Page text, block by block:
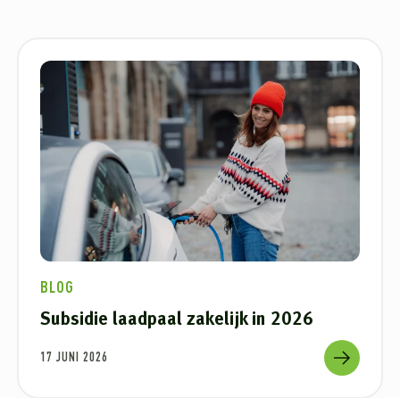
BLOG
Subsidie laadpaal zakelijk in 2026
17 JUNI 2026